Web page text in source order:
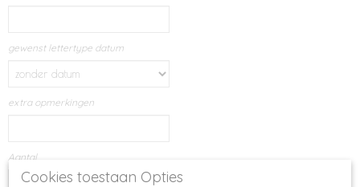
gewenst lettertype datum
extra opmerkingen
Aantal
Cookies toestaan Opties